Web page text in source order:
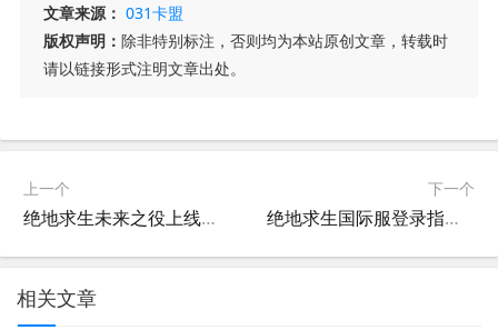
文章来源： 031卡盟
版权声明： 除非特别标注，否则均为本站原创文章，转载时
请以链接形式注明文章出处。
上一个
绝地求生未来之役上线时间揭晓-绝地求生未来之役具体上线日期
下一个
绝地求生国际服登录指南-详细步骤教你如何登录绝地求生国际服
相关文章